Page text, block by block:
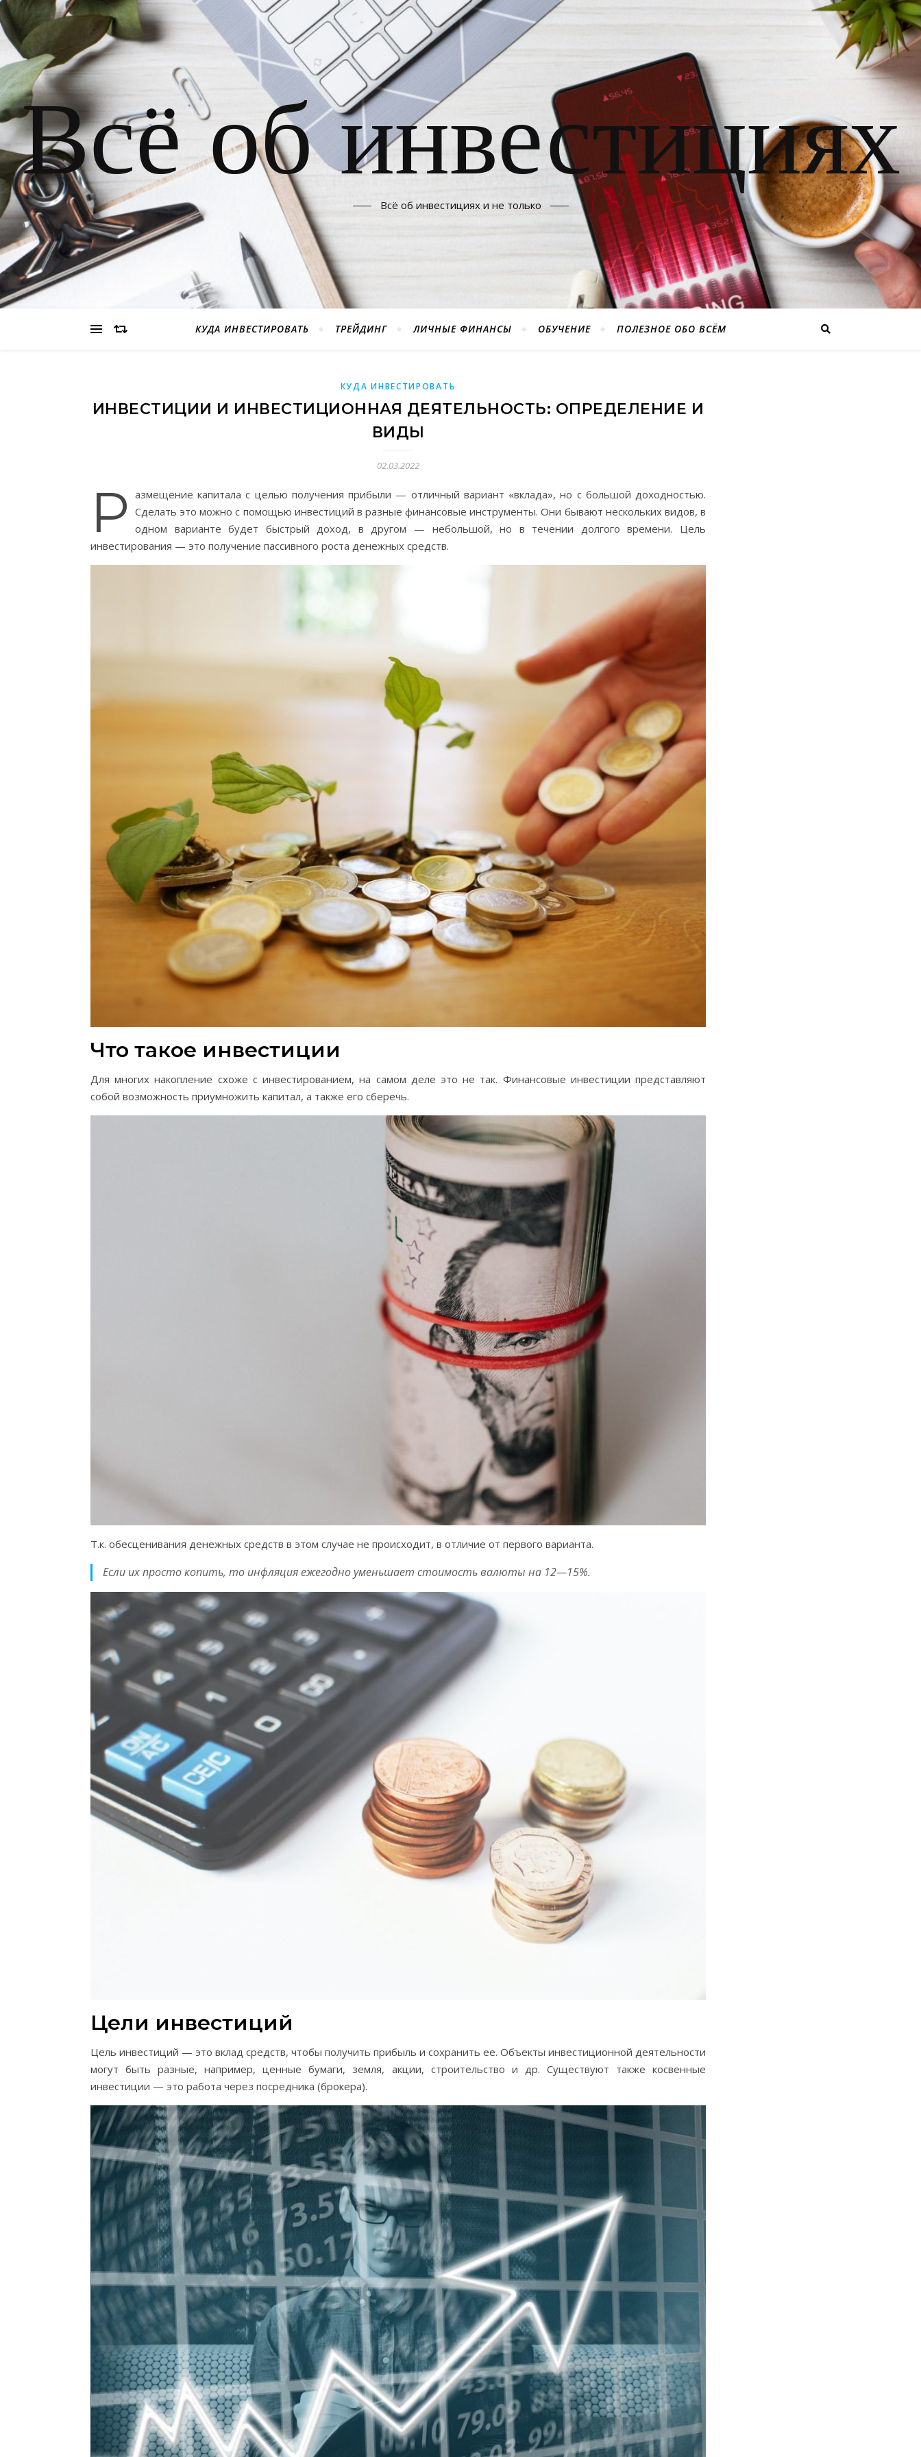
Всё об инвестициях
Всё об инвестициях и не только
КУДА ИНВЕСТИРОВАТЬ ТРЕЙДИНГ ЛИЧНЫЕ ФИНАНСЫ ОБУЧЕНИЕ ПОЛЕЗНОЕ ОБО ВСЁМ
КУДА ИНВЕСТИРОВАТЬ
ИНВЕСТИЦИИ И ИНВЕСТИЦИОННАЯ ДЕЯТЕЛЬНОСТЬ: ОПРЕДЕЛЕНИЕ И
ВИДЫ
02.03.2022
Р азмещение капитала с целью получения прибыли — отличный вариант «вклада», но с большой доходностью.
Сделать это можно с помощью инвестиций в разные финансовые инструменты. Они бывают нескольких видов, в
одном варианте будет быстрый доход, в другом — небольшой, но в течении долгого времени. Цель
инвестирования — это получение пассивного роста денежных средств.
Что такое инвестиции
Для многих накопление схоже с инвестированием, на самом деле это не так. Финансовые инвестиции представляют
собой возможность приумножить капитал, а также его сберечь.
Т.к. обесценивания денежных средств в этом случае не происходит, в отличие от первого варианта.
Если их просто копить, то инфляция ежегодно уменьшает стоимость валюты на 12—15%.
Цели инвестиций
Цель инвестиций — это вклад средств, чтобы получить прибыль и сохранить ее. Объекты инвестиционной деятельности
могут быть разные, например, ценные бумаги, земля, акции, строительство и др. Существуют также косвенные
инвестиции — это работа через посредника (брокера).